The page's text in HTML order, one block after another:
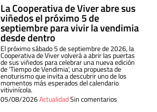
La Cooperativa de Viver abre sus
viñedos el próximo 5 de
septiembre para vivir la vendimia
desde dentro
El próximo sábado 5 de septiembre de 2026, la
Cooperativa de Viver volverá a abrir las puertas
de sus viñedos para celebrar una nueva edición
de ‘Tiempo de Vendimia’, una propuesta de
enoturismo que invita a descubrir uno de los
momentos más esperados del calendario
vitivinícola.
05/08/2026ActualidadSin comentarios